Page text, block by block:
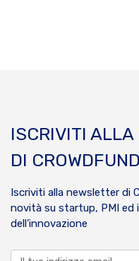
ISCRIVITI ALLA
DI
Iscriviti alla newsletter di
novità su startup, PMI ed
dell’innovazione